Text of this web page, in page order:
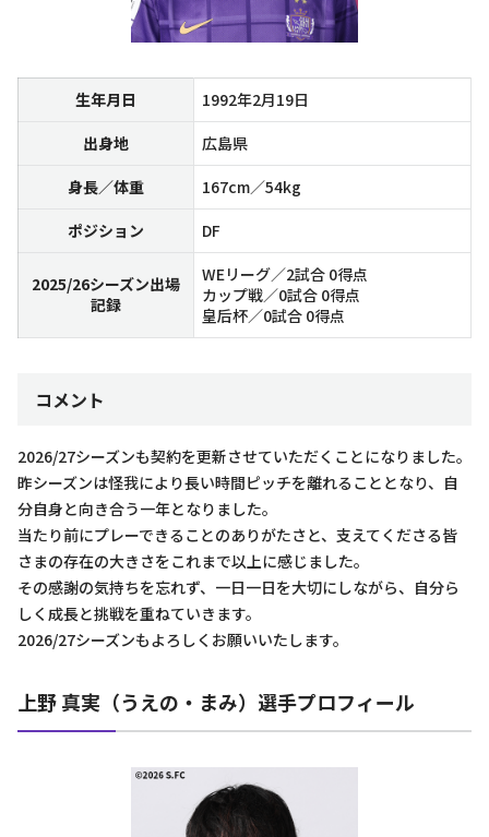
生年月日
1992年2月19日
出身地
広島県
身長／体重
167cm／54kg
ポジション
DF
2025/26シーズン出場
記録
WEリーグ／2試合 0得点
カップ戦／0試合 0得点
皇后杯／0試合 0得点
コメント
2026/27シーズンも契約を更新させていただくことになりました。
昨シーズンは怪我により長い時間ピッチを離れることとなり、自
分自身と向き合う一年となりました。
当たり前にプレーできることのありがたさと、支えてくださる皆
さまの存在の大きさをこれまで以上に感じました。
その感謝の気持ちを忘れず、一日一日を大切にしながら、自分ら
しく成長と挑戦を重ねていきます。
2026/27シーズンもよろしくお願いいたします。
上野 真実（うえの・まみ）選手プロフィール